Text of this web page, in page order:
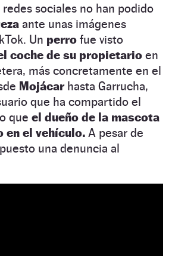
redes sociales no han podido
ante unas imágenes
Un perro fue visto
coche de su propietario en
más concretamente en el
Mojácarhasta Garrucha,
que ha compartido el
que el dueño de la mascota
en el vehículo. A pesar de
una denuncia al